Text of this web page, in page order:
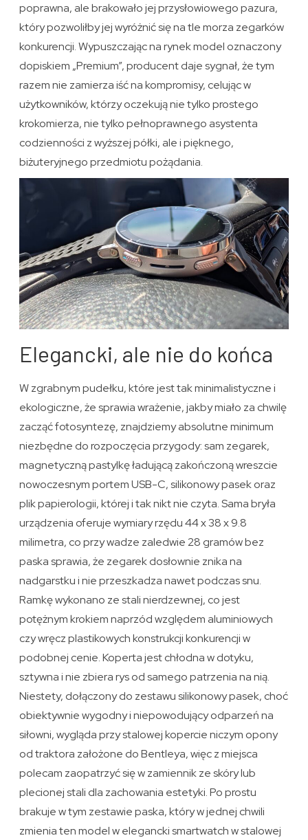
poprawna, ale brakowało jej przysłowiowego pazura,
który pozwoliłby jej wyróżnić się na tle morza zegarków
konkurencji. Wypuszczając na rynek model oznaczony
dopiskiem „Premium”, producent daje sygnał, że tym
razem nie zamierza iść na kompromisy, celując w
użytkowników, którzy oczekują nie tylko prostego
krokomierza, nie tylko pełnoprawnego asystenta
codzienności z wyższej półki, ale i pięknego,
biżuteryjnego przedmiotu pożądania.
Elegancki, ale nie do końca
W zgrabnym pudełku, które jest tak minimalistyczne i
ekologiczne, że sprawia wrażenie, jakby miało za chwilę
zacząć fotosyntezę, znajdziemy absolutne minimum
niezbędne do rozpoczęcia przygody: sam zegarek,
magnetyczną pastylkę ładującą zakończoną wreszcie
nowoczesnym portem USB-C, silikonowy pasek oraz
plik papierologii, której i tak nikt nie czyta. Sama bryła
urządzenia oferuje wymiary rzędu 44 x 38 x 9.8
milimetra, co przy wadze zaledwie 28 gramów bez
paska sprawia, że zegarek dosłownie znika na
nadgarstku i nie przeszkadza nawet podczas snu.
Ramkę wykonano ze stali nierdzewnej, co jest
potężnym krokiem naprzód względem aluminiowych
czy wręcz plastikowych konstrukcji konkurencji w
podobnej cenie. Koperta jest chłodna w dotyku,
sztywna i nie zbiera rys od samego patrzenia na nią.
Niestety, dołączony do zestawu silikonowy pasek, choć
obiektywnie wygodny i niepowodujący odparzeń na
siłowni, wygląda przy stalowej kopercie niczym opony
od traktora założone do Bentleya, więc z miejsca
polecam zaopatrzyć się w zamiennik ze skóry lub
plecionej stali dla zachowania estetyki. Po prostu
brakuje w tym zestawie paska, który w jednej chwili
zmienia ten model w elegancki smartwatch w stalowej